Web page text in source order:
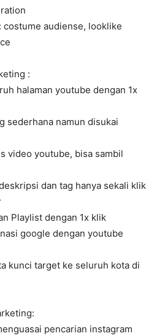
costume audiense, looklike
:
halaman youtube dengan 1x
sederhana namun disukai
video youtube, bisa sambil
dan tag hanya sekali klik
Playlist dengan 1x klik
google dengan youtube
kunci target ke seluruh kota di
pencarian instagram